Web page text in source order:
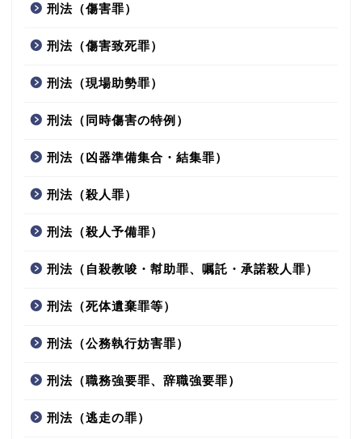
刑法（傷害罪）
刑法（傷害致死罪）
刑法（現場助勢罪）
刑法（同時傷害の特例）
刑法（凶器準備集合・結集罪）
刑法（殺人罪）
刑法（殺人予備罪）
刑法（自殺教唆・幇助罪、嘱託・承諾殺人罪）
刑法（死体遺棄罪等）
刑法（公務執行妨害罪）
刑法（職務強要罪、辞職強要罪）
刑法（逃走の罪）